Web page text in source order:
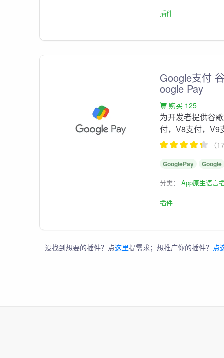
插件
Google支付
oogle Pay
购买 125
为开发者提供谷
付，V8支付，V9
（
GooglePay Google
分类：App原生语言
插件
没找到想要的插件？点这里提需求；想推广你的插件？ 点